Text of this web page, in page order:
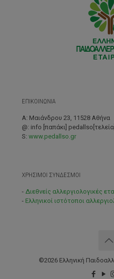
ΕΠΙΚΟΙΝΩΝΙΑ
A: Μαιάνδρου 23, 11528 Αθήνα
@: info [παπάκι]
S: www.pedallso.gr
ΧΡΗΣΙΜΟΙ ΣΥΝΔΕΣΜΟΙ
- Διεθνείς αλλεργιολογικές
- Ελληνικοί ιστότοποι
©2026 Ελληνική